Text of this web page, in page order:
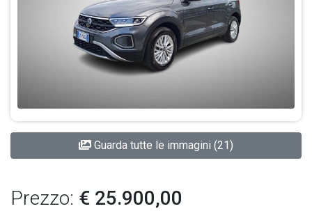
Guarda tutte le immagini (21)
Prezzo: € 25.900,00